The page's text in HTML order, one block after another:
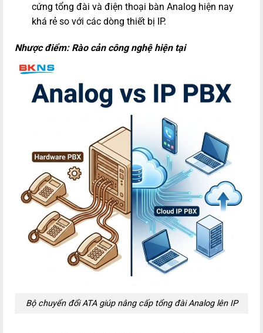
cứng tổng đài và điện thoại bàn Analog hiện nay
khá rẻ so với các dòng thiết bị IP.
Nhược điểm: Rào cản công nghệ hiện tại
Bộ chuyển đổi ATA giúp nâng cấp tổng đài Analog lên IP